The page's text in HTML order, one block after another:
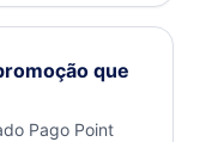
que
Pago Point